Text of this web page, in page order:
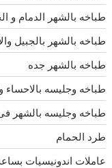
طباخه بالشهر الدمام و
طباخه بالشهر بالجبيل
طباخه بالشهر جده
طباخه وجليسه بالاحساء
طباخه وجليسه بالشهر
طرد الحمام
عاملات اندونيسيات